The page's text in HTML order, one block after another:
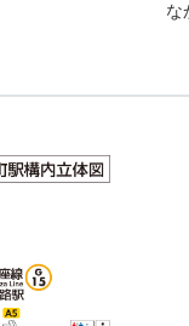
な